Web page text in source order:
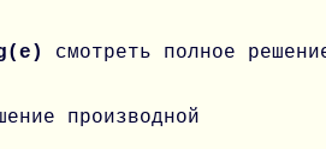
смотреть полное
производной